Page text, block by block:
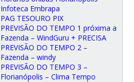
Infoteca Embrapa
PAG TESOURO PIX
PREVISÃO DO TEMPO 1 próxima a
Fazenda – WindGuru + PRECISA
PREVISÃO DO TEMPO 2 –
Fazenda – windy
PREVISÃO DO TEMPO 3 –
Florianópolis – Clima Tempo